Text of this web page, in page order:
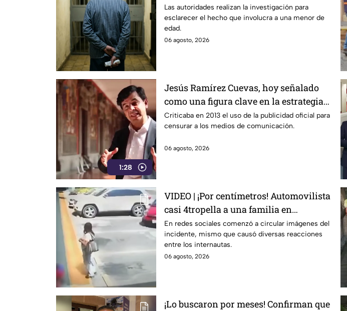
¿qué sucedió?
Las autoridades realizan la investigación para
esclarecer el hecho que involucra a una menor de
edad.
06 agosto, 2026
1:28
Jesús Ramírez Cuevas, hoy señalado
como una figura clave en la estrategia
de censura del gobierno
Criticaba en 2013 el uso de la publicidad oficial para
censurar a los medios de comunicación.
06 agosto, 2026
VIDEO | ¡Por centímetros! Automovilista
casi 4tropella a una familia en
reconocida plaza comercial
En redes sociales comenzó a circular imágenes del
incidente, mismo que causó diversas reacciones
entre los internautas.
06 agosto, 2026
¡Lo buscaron por meses! Confirman que